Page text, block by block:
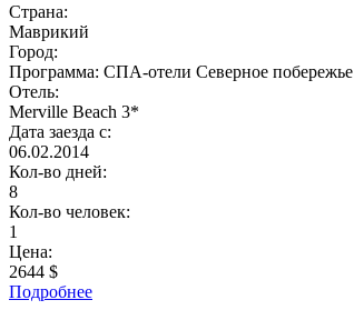
Страна:
Маврикий
Город:
Программа: СПА-отели Северное побережье
Отель:
Merville Beach 3*
Дата заезда с:
06.02.2014
Кол-во дней:
8
Кол-во человек:
1
Цена:
2644 $
Подробнее